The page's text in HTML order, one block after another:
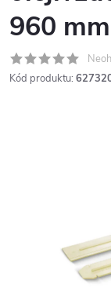
960 mm
Kód produktu: